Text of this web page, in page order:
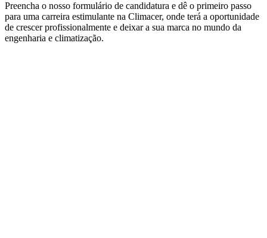
Preencha o nosso formulário de candidatura e dê o primeiro passo
para uma carreira estimulante na Climacer, onde terá a oportunidade
de crescer profissionalmente e deixar a sua marca no mundo da
engenharia e climatização.